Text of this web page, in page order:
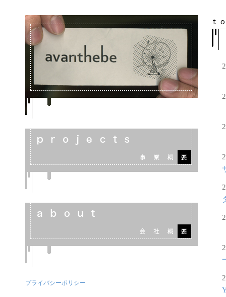
プライバシーポリシー